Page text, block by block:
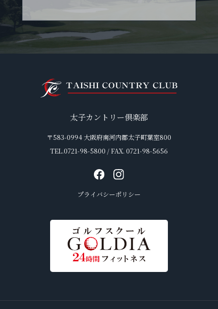
太子カントリー倶楽部
〒583-0994 大阪府南河内郡太子町葉室800
TEL.0721-98-5800 / FAX. 0721-98-5656
プライバシーポリシー